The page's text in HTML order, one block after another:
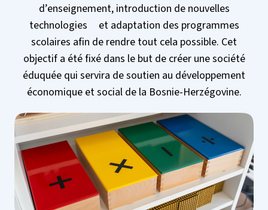
d’enseignement, introduction de nouvelles
technologies et adaptation des programmes
scolaires afin de rendre tout cela possible. Cet
objectif a été fixé dans le but de créer une société
éduquée qui servira de soutien au développement
économique et social de la Bosnie-Herzégovine.